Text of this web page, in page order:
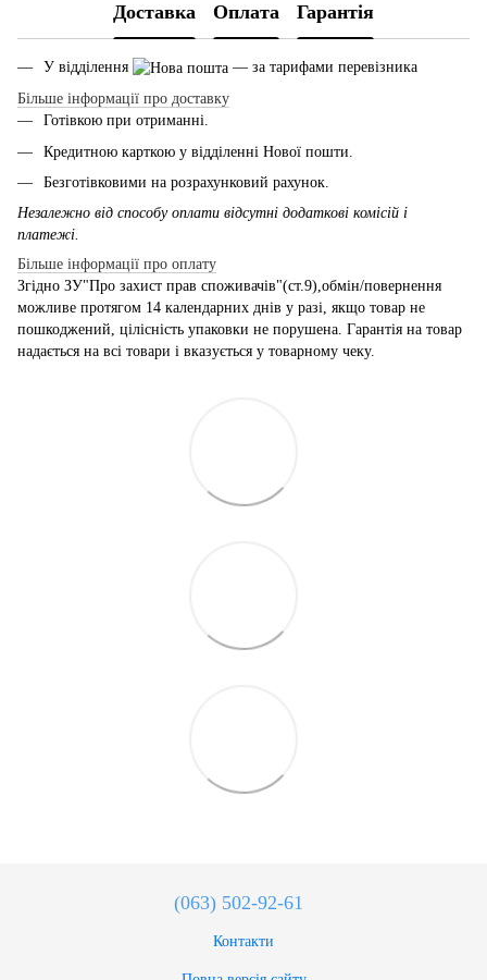
Доставка Оплата Гарантія
У відділення
— за тарифами перевізника
Більше інформації про доставку
Готівкою при отриманні.
Кредитною карткою у відділенні Нової пошти.
Безготівковими на розрахунковий рахунок.
Незалежно від способу оплати відсутні додаткові комісій і
платежі.
Більше інформації про оплату
Згідно ЗУ"Про захист прав споживачів"(ст.9),обмін/повернення
можливе протягом 14 календарних днів у разі, якщо товар не
пошкоджений, цілісність упаковки не порушена. Гарантія на товар
надається на всі товари і вказується у товарному чеку.
(063) 502-92-61
Контакти